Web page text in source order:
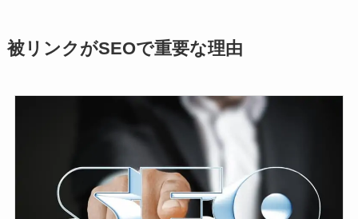
被リンクがSEOで重要な理由